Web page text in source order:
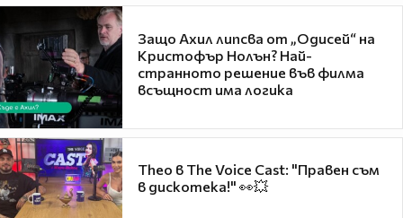
Защо Ахил липсва от „Одисей“ на
Кристофър Нолън? Най-
странното решение във филма
всъщност има логика
Theo в The Voice Cast: "Правен съм
в дискотека!" 👀💥